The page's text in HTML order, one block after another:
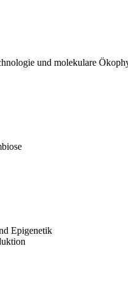
und molekulare
Epigenetik